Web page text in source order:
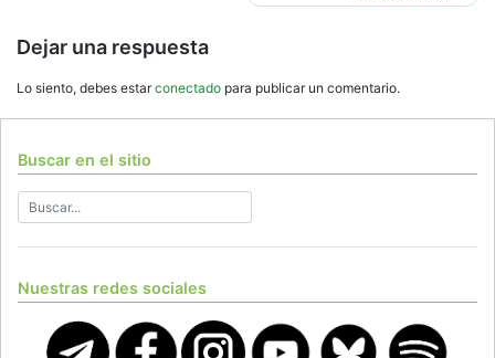
Dejar una respuesta
Lo siento, debes estarconectado para publicar un comentario.
Buscar en el sitio
Nuestras redes sociales